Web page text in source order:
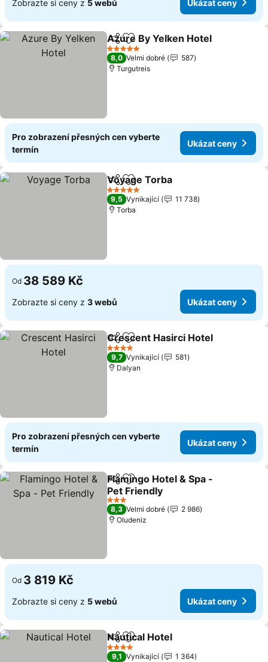
Zobrazte si ceny z 5 webů Ukázat ceny
SdíletPřidat na seznam oblíbených
Azure By Yelken Hotel
5 Počet hvězdiček
8,0 Velmi dobré
587
Turgutreis
Pro zobrazení přesných cen vyberte
termín
Ukázat ceny
SdíletPřidat na seznam oblíbených
Voyage Torba
5 Počet hvězdiček
9,5 Vynikající
11 738
Torba
Od 38 589 Kč
Zobrazte si ceny z 3 webů Ukázat ceny
SdíletPřidat na seznam oblíbených
Crescent Hasirci Hotel
4 Počet hvězdiček
9,7 Vynikající
581
Dalyan
Pro zobrazení přesných cen vyberte
termín
Ukázat ceny
SdíletPřidat na seznam oblíbených
Flamingo Hotel & Spa -
Pet Friendly
3 Počet hvězdiček
8,3 Velmi dobré
2 986
Oludeniz
Od 3 819 Kč
Zobrazte si ceny z 5 webů Ukázat ceny
SdíletPřidat na seznam oblíbených
Nautical Hotel
4 Počet hvězdiček
9,1 Vynikající
1 364